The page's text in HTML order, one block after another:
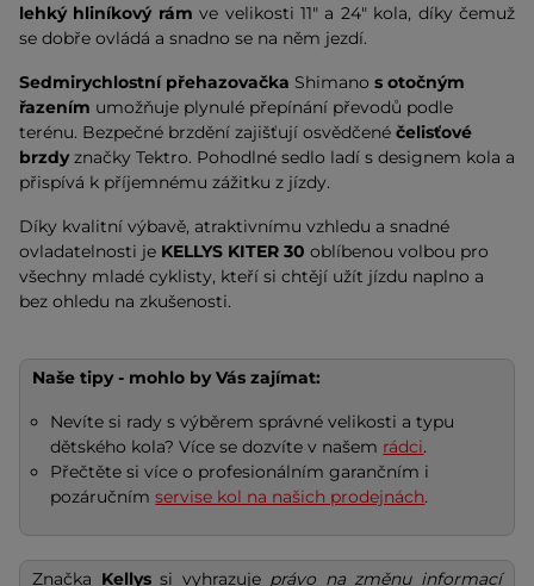
lehký hliníkový rám ve velikosti 11" a 24" kola, díky čemuž
se dobře ovládá a snadno se na něm jezdí.
Sedmirychlostní přehazovačka Shimano s otočným
řazením umožňuje plynulé přepínání převodů podle
terénu. Bezpečné brzdění zajišťují osvědčené čelisťové
brzdyznačky Tektro. Pohodlné sedlo ladí s designem kola a
přispívá k příjemnému zážitku z jízdy.
Díky kvalitní výbavě, atraktivnímu vzhledu a snadné
ovladatelnosti je KELLYS KITER 30 oblíbenou volbou pro
všechny mladé cyklisty, kteří si chtějí užít jízdu naplno a
bez ohledu na zkušenosti.
Naše tipy - mohlo by Vás zajímat:
Nevíte si rady s výběrem správné velikosti a typu
dětského kola? Více se dozvíte v našem rádci.
Přečtěte si více o profesionálním garančním i
pozáručnímservise kol na našich prodejnách.
Značka Kellyssi vyhrazuje právo na změnu informací